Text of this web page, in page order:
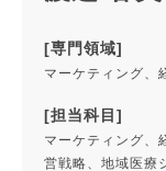
[専門領域]
マーケティング、
[担当科目]
マーケティング、
営戦略、地域医療